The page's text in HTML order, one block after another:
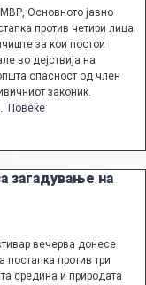
Основното јавно
против четири лица
за кои постои
во дејствија на
опасност од член
законик.
Повеќе
загадување на
вечерва донесе
против три
средина и природата